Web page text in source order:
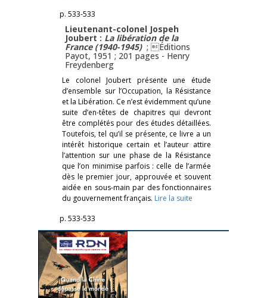
p. 533-533
Lieutenant-colonel Jospeh
Joubert : La libération de la
France (1940-1945) ; Éditions
Payot, 1951 ; 201 pages - Henry
Freydenberg
Le colonel Joubert présente une étude
d’ensemble sur l’Occupation, la Résistance
et la Libération. Ce n’est évidemment qu’une
suite d’en-têtes de chapitres qui devront
être complétés pour des études détaillées.
Toutefois, tel qu’il se présente, ce livre a un
intérêt historique certain et l’auteur attire
l’attention sur une phase de la Résistance
que l’on minimise parfois : celle de l’armée
dès le premier jour, approuvée et souvent
aidée en sous-main par des fonctionnaires
du gouvernement français. Lire la suite
p. 533-533